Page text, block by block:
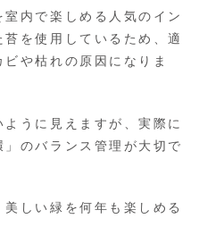
内で楽しめる人気のイン
を使用しているため、適
や枯れの原因になりま
うに見えますが、実際に
のバランス管理が大切で
しい緑を何年も楽しめる